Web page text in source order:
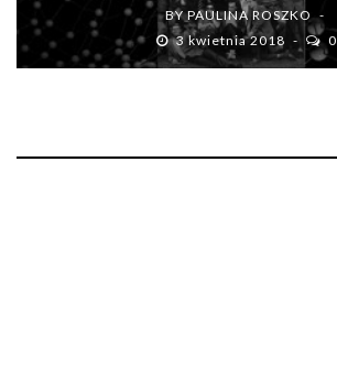
BYPAULINA ROSZKO
3 kwietnia 2018
0